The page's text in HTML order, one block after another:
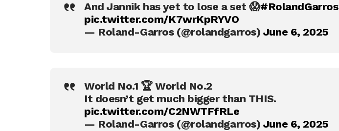
And Jannik has yet to lose a set 😱#RolandGarros
pic.twitter.com/K7wrKpRYVO
— Roland-Garros (@rolandgarros) June 6, 2025
World No.1 🏆 World No.2
It doesn’t get much bigger than THIS.
pic.twitter.com/C2NWTFfRLe
— Roland-Garros (@rolandgarros) June 6, 2025